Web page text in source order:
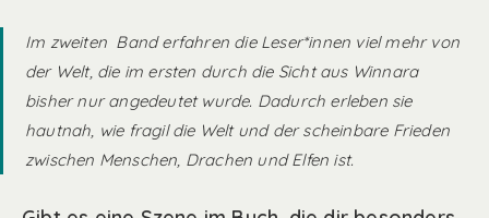
Im zweiten Band erfahren die Leser*innen viel mehr von
der Welt, die im ersten durch die Sicht aus Winnara
bisher nur angedeutet wurde. Dadurch erleben sie
hautnah, wie fragil die Welt und der scheinbare Frieden
zwischen Menschen, Drachen und Elfen ist.